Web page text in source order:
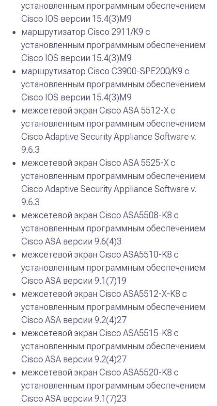
установленным программным обеспечением
Cisco IOS версии 15.4(3)М9
маршрутизатор Cisco 2911/K9 с
установленным программным обеспечением
Cisco IOS версии 15.4(3)М9
маршрутизатор Cisco C3900-SPE200/K9 с
установленным программным обеспечением
Cisco IOS версии 15.4(3)М9
межсетевой экран Cisco ASA 5512-X с
установленным программным обеспечением
Cisco Adaptive Security Appliance Software v.
9.6.3
межсетевой экран Cisco ASA 5525-X с
установленным программным обеспечением
Cisco Adaptive Security Appliance Software v.
9.6.3
межсетевой экран Cisco ASA5508-K8 с
установленным программным обеспечением
Cisco ASA версии 9.6(4)3
межсетевой экран Cisco ASA5510-K8 с
установленным программным обеспечением
Cisco ASA версии 9.1(7)19
межсетевой экран Cisco ASA5512-X-K8 с
установленным программным обеспечением
Cisco ASA версии 9.2(4)27
межсетевой экран Cisco ASA5515-K8 с
установленным программным обеспечением
Cisco ASA версии 9.2(4)27
межсетевой экран Cisco ASA5520-K8 с
установленным программным обеспечением
Cisco ASA версии 9.1(7)23